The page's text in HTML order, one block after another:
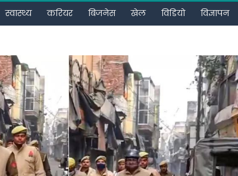
स्वास्थ्य करियर बिजनेस खेल विडियो विज्ञापन